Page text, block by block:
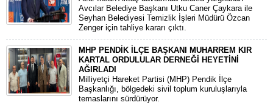
Avcılar Belediye Başkanı Utku Caner Çaykara ile
Seyhan Belediyesi Temizlik İşleri Müdürü Özcan
Zenger için tahliye kararı çıktı.
MHP PENDİK İLÇE BAŞKANI MUHARREM KIR
KARTAL ORDULULAR DERNEĞİ HEYETİNİ
AĞIRLADI
​Milliyetçi Hareket Partisi (MHP) Pendik İlçe
Başkanlığı, bölgedeki sivil toplum kuruluşlarıyla
temaslarını sürdürüyor.